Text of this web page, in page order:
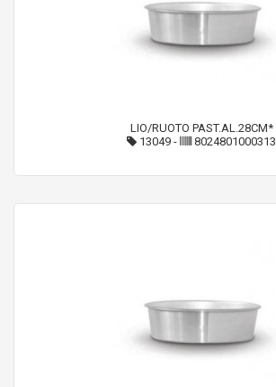
LIO/RUOTO PAST.AL.28CM*
13049 - 8024801000313